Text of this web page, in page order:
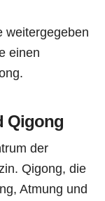
weitergegeben
einen
Qigong
der
Qigong, die
Atmung und